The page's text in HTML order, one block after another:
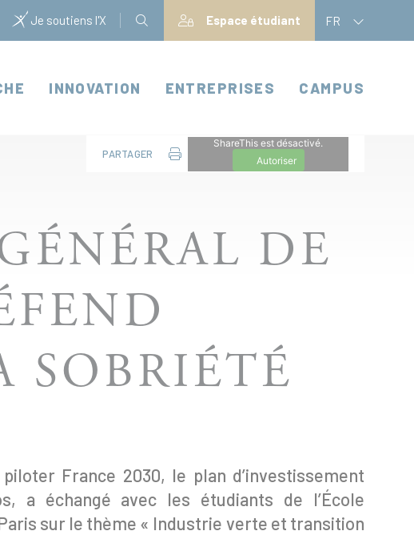
Je soutiens l'X Espace étudiant FR
INNOVATION ENTREPRISES CAMPUS
PARTAGER
ShareThis est désactivé.
Autoriser
DE
SOBRIÉTÉ
France 2030, le plan d’investissement
a échangé avec les étudiants de l’École
sur le thème « Industrie verte et transition